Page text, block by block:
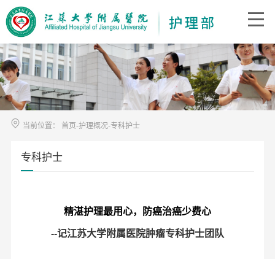
当前位置： 首页-护理概况-专科护士
专科护士
精湛护理最用心，防癌治癌少费心
--记江苏大学附属医院肿瘤专科护士团队